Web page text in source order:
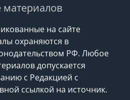
на сайте
охраняются в
РФ. Любое
допускается
с Редакцией с
ссылкой на источник.